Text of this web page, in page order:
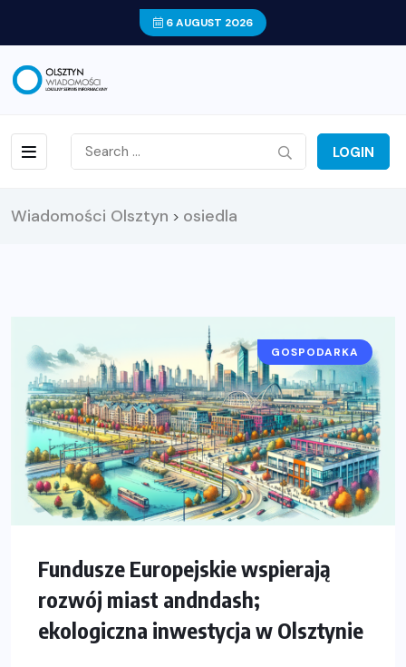
6 AUGUST 2026
LOGIN
Wiadomości Olsztyn > osiedla
GOSPODARKA
Fundusze Europejskie wspierają
rozwój miast andndash;
ekologiczna inwestycja w Olsztynie